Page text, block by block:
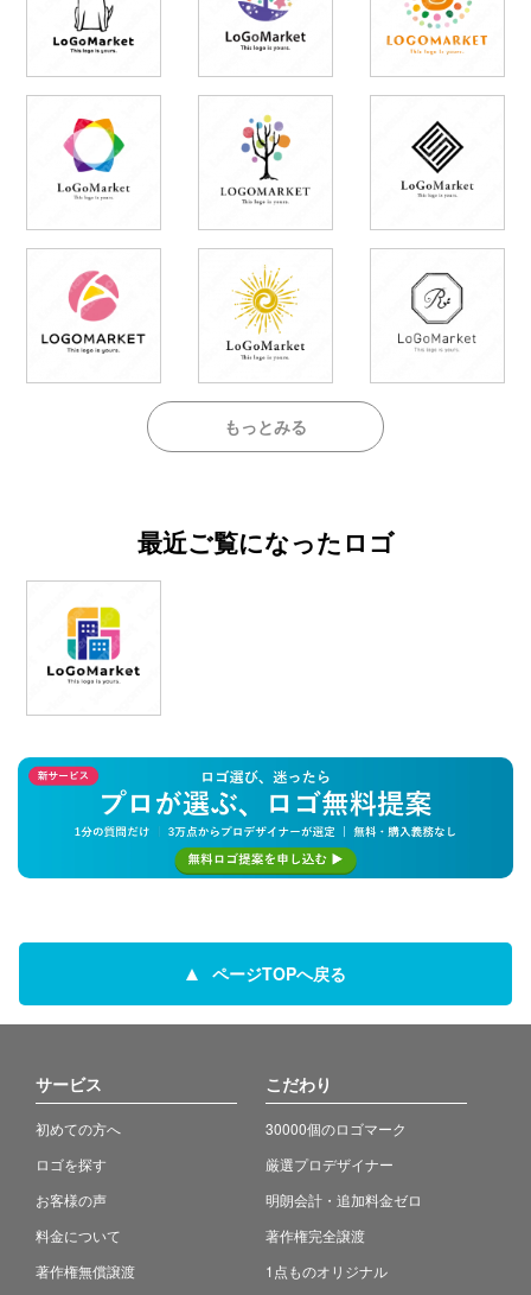
もっとみる
最近ご覧になったロゴ
ページTOPへ戻る
サービス
初めての方へ
ロゴを探す
お客様の声
料金について
著作権無償譲渡
こだわり
30000個のロゴマーク
厳選プロデザイナー
明朗会計・追加料金ゼロ
著作権完全譲渡
1点ものオリジナル